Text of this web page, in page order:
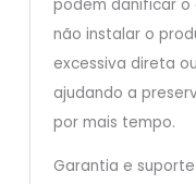
podem danificar o
não instalar o
excessiva direta
ajudando a
por mais tempo.
Garantia e suporte